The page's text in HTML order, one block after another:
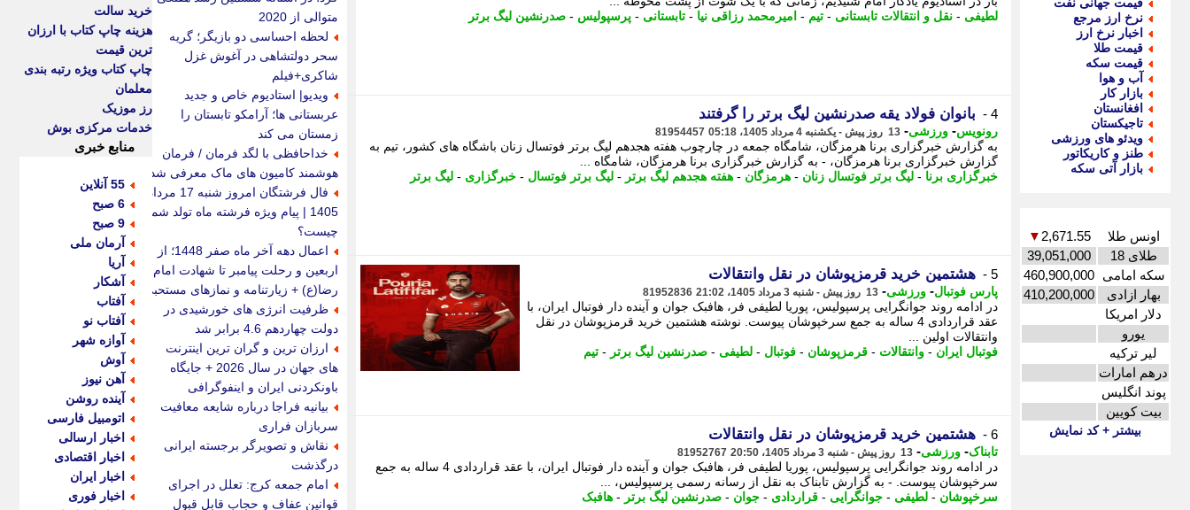
نرخ ارز مرجع
اخبار نرخ ارز
قیمت طلا
قیمت سکه
آب و هوا
بازار کار
افغانستان
تاجیکستان
ویدئو های ورزشی
طنز و کاریکاتور
بازار آتی سکه
اونس طلا 2,671.55
▼
طلای 18
39,051,000
سکه امامی 460,900,000
بهار ازادی
410,200,000
دلار امریکا
یورو
لیر ترکیه
درهم امارات
پوند انگلیس
بیت کویین
بیشتر + کد نمایش
لطیفی - نقل و انتقالات تابستانی - تیم - امیرمحمد رزاقی نیا - تابستانی - پرسپولیس - صدرنشین لیگ برتر
4 - بانوان فولاد یقه صدرنشین لیگ برتر را گرفتند
رونویس- ورزشی- 13 روز پیش - یکشنبه 4 مرداد 1405، 05:18 81954457
به گزارش خبرگزاری برنا هرمزگان، شامگاه جمعه در چارچوب هفته هجدهم لیگ برتر فوتسال زنان باشگاه های کشور، تیم به
گزارش خبرگزاری برنا هرمزگان، - به گزارش خبرگزاری برنا هرمزگان، شامگاه ...
خبرگزاری برنا - لیگ برتر فوتسال زنان - هرمزگان - هفته هجدهم لیگ برتر - لیگ برتر فوتسال - خبرگزاری - لیگ برتر
5 - هشتمین خرید قرمزپوشان در نقل وانتقالات
پارس فوتبال- ورزشی- 13 روز پیش - شنبه 3 مرداد 1405، 21:02 81952836
در ادامه روند جوانگرایی پرسپولیس، پوریا لطیفی فر، هافبک جوان و آینده دار فوتبال ایران، با
عقد قراردادی 4 ساله به جمع سرخپوشان پیوست. نوشته هشتمین خرید قرمزپوشان در نقل
وانتقالات اولین ...
فوتبال ایران - وانتقالات - قرمزپوشان - فوتبال - لطیفی - صدرنشین لیگ برتر - تیم
6 - هشتمین خرید قرمزپوشان در نقل وانتقالات
تابناک- ورزشی- 13 روز پیش - شنبه 3 مرداد 1405، 20:50 81952767
در ادامه روند جوانگرایی پرسپولیس، پوریا لطیفی فر، هافبک جوان و آینده دار فوتبال ایران، با عقد قراردادی 4 ساله به جمع
سرخپوشان پیوست. - به گزارش تابناک به نقل از رسانه رسمی پرسپولیس، ...
سرخپوشان - لطیفی - جوانگرایی - قراردادی - جوان - صدرنشین لیگ برتر - هافبک
متوالی از 2020
لحظه احساسی دو بازیگر؛ گریه
سحر دولتشاهی در آغوش غزل
شاکری+فیلم
ویدیو| استادیوم خاص و جدید
عربستانی ها؛ آرامکو تابستان را
زمستان می کند
خداحافظی با لگد فرمان / فرمان
هوشمند کامیون های ماک معرفی شد
فال فرشتگان امروز شنبه 17 مرداد
1405 | پیام ویژه فرشته ماه تولد شما
چیست؟
اعمال دهه آخر ماه صفر 1448؛ از
اربعین و رحلت پیامبر تا شهادت امام
رضا(ع) + زیارتنامه و نمازهای مستحبی
ظرفیت انرژی های خورشیدی در
دولت چهاردهم 4.6 برابر شد
ارزان ترین و گران ترین اینترنت
های جهان در سال 2026 + جایگاه
باونکردنی ایران و اینفوگرافی
بیانیه فراجا درباره شایعه معافیت
سربازان فراری
نقاش و تصویرگر برجسته ایرانی
درگذشت
امام جمعه کرج: تعلل در اجرای
قوانین عفاف و حجاب قابل قبول
خرید سالت
هزینه چاپ کتاب با ارزان
ترین قیمت
چاپ کتاب ویژه رتبه بندی
معلمان
رز موزیک
خدمات مرکزی بوش
منابع خبری
55 آنلاین
6 صبح
9 صبح
آرمان ملی
آریا
آشکار
آفتاب
آفتاب نو
آوازه شهر
آوش
آهن نیوز
آینده روشن
اتومبیل فارسی
اخبار ارسالی
اخبار اقتصادی
اخبار ایران
اخبار فوری